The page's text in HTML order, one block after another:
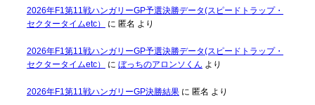
2026年F1第11戦ハンガリーGP予選決勝データ(スピードトラップ・
セクタータイムetc）
に 匿名 より
2026年F1第11戦ハンガリーGP予選決勝データ(スピードトラップ・
セクタータイムetc）
に ぼっちのアロンソくん より
2026年F1第11戦ハンガリーGP決勝結果に 匿名 より